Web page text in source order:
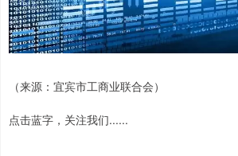
（来源：宜宾市工商业联合会）
点击蓝字，关注我们......